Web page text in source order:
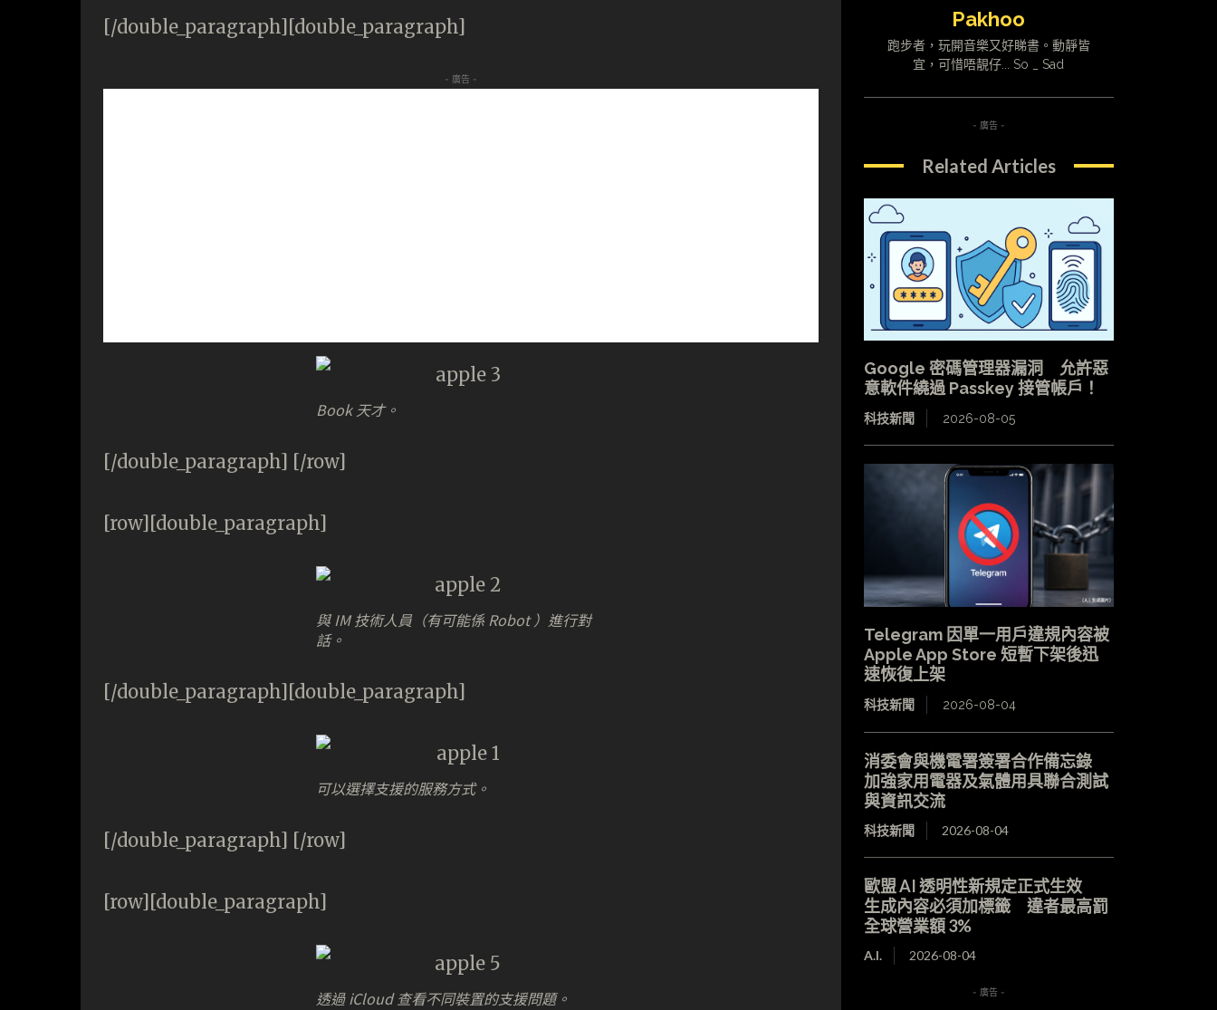
[/double_paragraph][double_paragraph]
- 廣告 -
Book 天才。
[/double_paragraph] [/row]
[row][double_paragraph]
與 IM 技術人員（有可能係 Robot ）進行對
話。
[/double_paragraph][double_paragraph]
可以選擇支援的服務方式。
[/double_paragraph] [/row]
[row][double_paragraph]
透過 iCloud 查看不同裝置的支援問題。
Pakhoo
跑步者，玩開音樂又好睇書。動靜皆
宜，可惜唔靚仔... So _ Sad
- 廣告 -
Related Articles
Google 密碼管理器漏洞 允許惡
意軟件繞過 Passkey 接管帳戶！
科技新聞 2026-08-05
Telegram 因單一用戶違規內容被
Apple App Store 短暫下架後迅
速恢復上架
科技新聞 2026-08-04
消委會與機電署簽署合作備忘錄
加強家用電器及氣體用具聯合測試
與資訊交流
科技新聞 2026-08-04
歐盟 AI 透明性新規定正式生效
生成內容必須加標籤 違者最高罰
全球營業額 3%
A.I. 2026-08-04
- 廣告 -